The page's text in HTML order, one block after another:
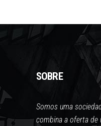
SOBRE
Somos uma
combina a oferta